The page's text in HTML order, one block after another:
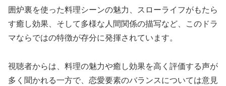
囲炉裏を使った料理シーンの魅力、スローライフがもたら
す癒し効果、そして多様な人間関係の描写など、このドラ
マならではの特徴が存分に発揮されています。
視聴者からは、料理の魅力や癒し効果を高く評価する声が
多く聞かれる一方で、恋愛要素のバランスについては意見